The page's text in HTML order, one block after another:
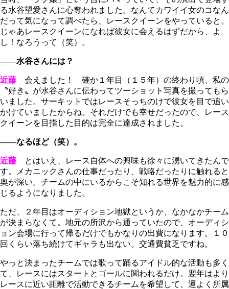
る水谷望愛さんに心奪われました。なんてカワイイ女のコなん
だって気になって調べたら、レースクイーンをやっていると。
じゃあレースクイーンになれば彼女に会えるはずだから、よ
し！なろうって（笑）。
――水谷さんには？
近藤 会えました！ 確か１年目（１５年）の終わり頃、私の
〝好き〟が水谷さんに伝わってツーショット写真を撮ってもら
いました。サーキットではレースそっちのけで彼女を目で追い
かけていましたからね。それだけでも幸せだったので、レース
クイーンを目指した目的は完全に達成されました。
――なるほど（笑）。
近藤 とはいえ、レース自体への興味も徐々に湧いてきたんで
す。メカニックさんの仕事だったり、戦略だったりに触れると
奥が深い。チームの中にいるからこそ知れる世界を魅力的に感
じるようになりました。
ただ、２年目はオーディション地獄というか、なかなかチーム
が決まらなくて。地元の所沢から通っていたので、オーディシ
ョン会場に行って帰るだけでもかなりの出費になります。１０
回くらい落ち続けてギャラも出ない。交通費貧乏ですね。
やっと決まったチームでは歌って踊るアイドル的な活動も多く
て、レースにはスタートとゴールに関われるだけ。翌年はより
レースに近い距離で活動できるチームを希望して、運よく所属